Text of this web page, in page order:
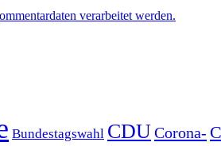
verarbeitet werden.
Bundestagswahl CDUCorona-